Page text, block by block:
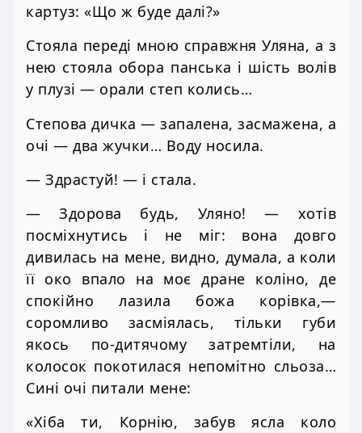
картуз: «Що ж буде далі?»
Стояла переді мною справжня Уляна, а з
нею стояла обора панська і шість волів
у плузі — орали степ колись…
Степова дичка — запалена, засмажена, а
очі — два жучки… Воду носила.
— Здрастуй! — і стала.
— Здорова будь, Уляно! — хотів
посміхнутись і не міг: вона довго
дивилась на мене, видно, думала, а коли
її око впало на моє дране коліно, де
спокійно лазила божа корівка,—
соромливо засміялась, тільки губи
якось по-дитячому затремтіли, на
колосок покотилася непомітно сльоза…
Сині очі питали мене:
«Хіба ти, Корнію, забув ясла коло